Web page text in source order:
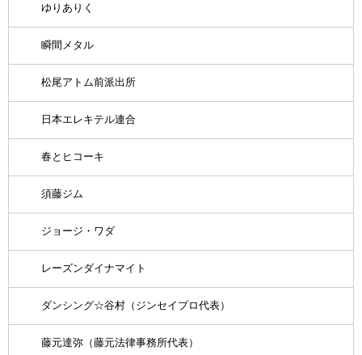
ゆりありく
瞬間メタル
松尾アトム前派出所
日本エレキテル連合
春とヒコーキ
須藤ジム
ジョージ・ワダ
レーズンダイナマイト
ダンシング☆谷村（ジンセイプロ代表）
藤元達弥（藤元法律事務所代表）